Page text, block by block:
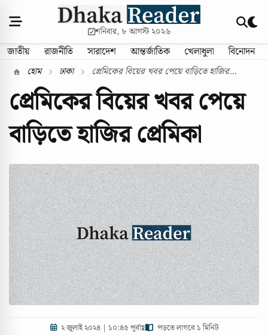
শনিবার, ৮ আগস্ট ২০২৬
জাতীয় রাজনীতি সারাদেশ আন্তর্জাতিক খেলাধুলা বিনোদন
হোম ঢাকা প্রেমিকের বিয়ের খবর পেয়ে বাড়িতে হাজির...
প্রেমিকের বিয়ের খবর পেয়ে
বাড়িতে হাজির প্রেমিকা
২ জুলাই ২০২৪ | ১০:৪৫ পূর্বাহ্ণ পড়তে লাগবে ১ মিনিট